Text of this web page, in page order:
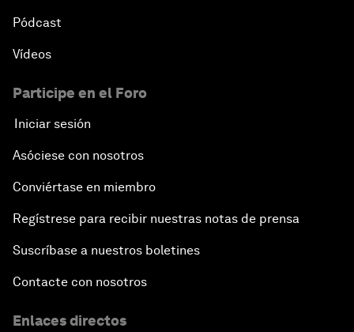
Pódcast
Vídeos
Participe en el Foro
Iniciar sesión
Asóciese con nosotros
Conviértase en miembro
Regístrese para recibir nuestras notas de prensa
Suscríbase a nuestros boletines
Contacte con nosotros
Enlaces directos